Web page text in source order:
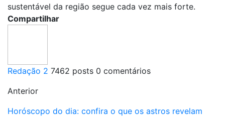
sustentável da região segue cada vez mais forte.
Compartilhar
Redação 2 7462 posts 0 comentários
Anterior
Horóscopo do dia: confira o que os astros revelam